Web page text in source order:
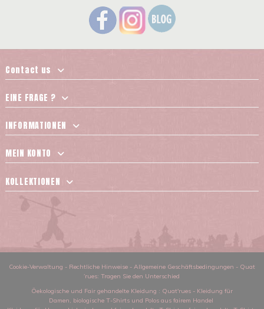
Contact us
EINE FRAGE ?
INFORMATIONEN
MEIN KONTO
KOLLEKTIONEN
Cookie-Verwaltung - Rechtliche Hinweise - Allgemeine Geschäftsbedingungen - Quat
´rues: Tragen Sie den Unterschied
Öekologische und Fair gehandelte Kleidung : Quat'rues - Kleidung für
Damen, biologische T-Shirts und Polos aus fairem Handel